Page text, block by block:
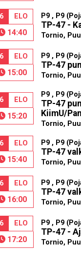
ELO
14:40
P9 , P9
TP-47 -
Tornio,
ELO
15:00
P9 , P9
TP-47
Tornio,
ELO
15:20
P9 , P9
TP-47
KiimU/
Tornio,
ELO
15:40
P9 , P9
TP-47
Tornio,
ELO
16:00
P9 , P9
TP-47
Tornio,
ELO
17:20
P9 , P9
TP-47 -
Tornio,